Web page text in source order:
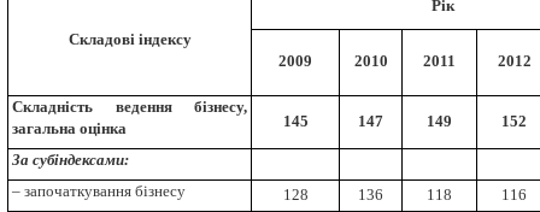
Складові індексу
Рік
2009 2010 2011 2012
Складність ведення бізнесу,
загальна оцінка
145 147 149 152
За субіндексами:
– започаткування бізнесу
128 136 118
116